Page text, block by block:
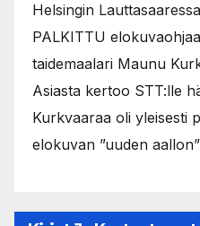
Helsingin
PALKITTU
taidemaalari Maunu
Asiasta kertoo STT:lle
Kurkvaaraa oli yleisesti
elokuvan ”uuden